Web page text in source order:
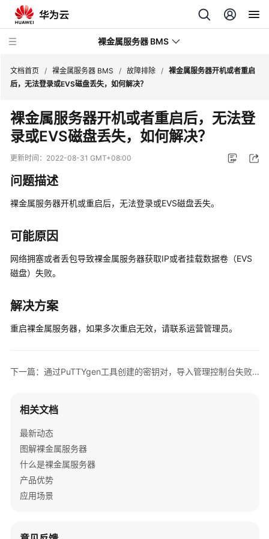
裸金属服务器 BMS
最
新
动
产
品
介
计
费
说
快
速
用
指
南
私
有
镜
像
制
文档首页 / 裸金属服务器 BMS / 故障排除 / 裸金属服务器开机或者重启
后，无法登录或EVS磁盘丢失，如何解决？
裸金属服务器开机或者重启后，无法登
录或EVS磁盘丢失，如何解决？
更新时间： 2022-08-31 GMT+08:00
问题描述
裸金属服务器开机或重启后，无法登录或EVS磁盘丢失。
可能原因
网络拥塞或者丢包导致裸金属服务器获取IP或者挂载数据卷（EVS
磁盘）失败。
解决方案
重启裸金属服务器，如果多次重启无效，请联系运营管理员。
下一篇：通过PuTTYgen工具创建的密钥对，导入管理控制台失败怎么办？
相关文档
最新动态
图解裸金属服务器
什么是裸金属服务器
产品优势
应用场景